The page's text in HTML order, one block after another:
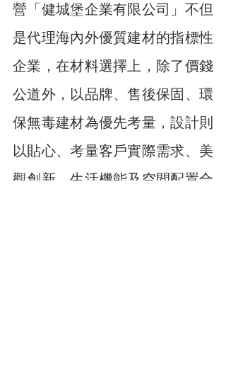
營「健城堡企業有限公司」不但
是代理海內外優質建材的指標性
企業，在材料選擇上，除了價錢
公道外，以品牌、售後保固、環
保無毒建材為優先考量，設計則
以貼心、考量客戶實際需求、美
觀創新、生活機能及空間配置合